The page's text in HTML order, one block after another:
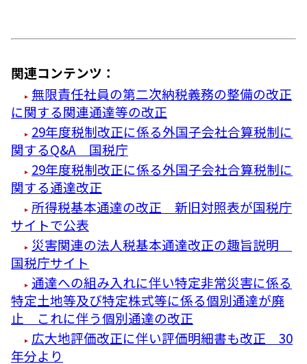
関連コンテンツ：
無限責任社員の第二次納税義務の整備の改正
に関する関連通達等の改正
29年度税制改正に係る外国子会社合算税制に
関するQ&A 国税庁
29年度税制改正に係る外国子会社合算税制に
関する通達改正
所得税基本通達の改正 新旧対照表が国税庁
サイトで公表
災害関連の法人税基本通達改正の趣旨説明
国税庁サイト
通達への組み入れに伴い特定非常災害に係る
特定土地等及び特定株式等に係る個別通達が廃
止 これに伴う個別通達の改正
広大地評価改正に伴い評価明細書も改正 30
年分より